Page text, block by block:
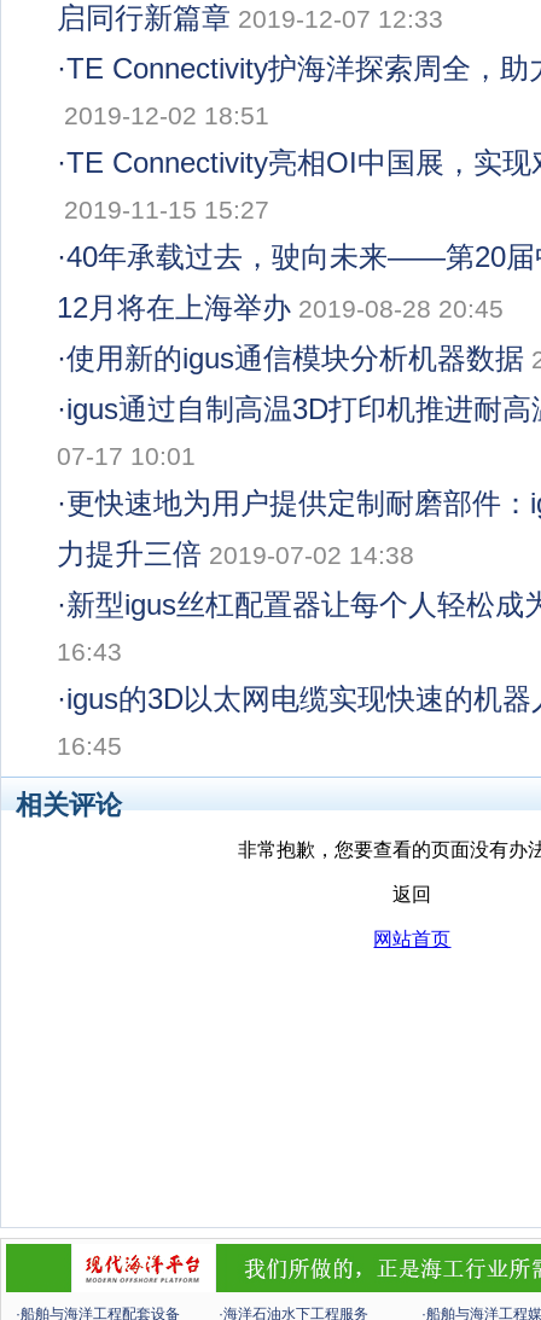
启同行新篇章 2019-12-07 12:33
·TE Connectivity护海洋探索周全，助
2019-12-02 18:51
·TE Connectivity亮相OI中国展，实
2019-11-15 15:27
·40年承载过去，驶向未来——第20届
12月将在上海举办 2019-08-28 20:45
·使用新的igus通信模块分析机器数据
·igus通过自制高温3D打印机推进耐
07-17 10:01
·更快速地为用户提供定制耐磨部件
力提升三倍 2019-07-02 14:38
·新型igus丝杠配置器让每个人轻松成
16:43
·igus的3D以太网电缆实现快速的机器
16:45
相关评论
·船舶与海洋工程配套设备 ·海洋石油水下工程服务 ·船舶与海洋工程